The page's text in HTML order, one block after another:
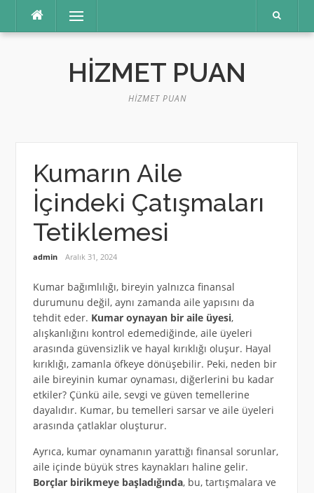
Menü
HIZMET PUAN
HIZMET PUAN
Kumarın Aile
İçindeki Çatışmaları
Tetiklemesi
admin Aralık 31, 2024
Kumar bağımlılığı, bireyin yalnızca finansal
durumunu değil, aynı zamanda aile yapısını da
tehdit eder. Kumar oynayan bir aile üyesi,
alışkanlığını kontrol edemediğinde, aile üyeleri
arasında güvensizlik ve hayal kırıklığı oluşur. Hayal
kırıklığı, zamanla öfkeye dönüşebilir. Peki, neden bir
aile bireyinin kumar oynaması, diğerlerini bu kadar
etkiler? Çünkü aile, sevgi ve güven temellerine
dayalıdır. Kumar, bu temelleri sarsar ve aile üyeleri
arasında çatlaklar oluşturur.
Ayrıca, kumar oynamanın yarattığı finansal sorunlar,
aile içinde büyük stres kaynakları haline gelir.
Borçlar birikmeye başladığında, bu, tartışmalara ve